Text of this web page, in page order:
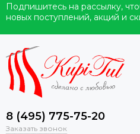
Подпишитесь на рассылку,
новых поступлений, акций и
8 (495) 775-75-20
Заказать звонок